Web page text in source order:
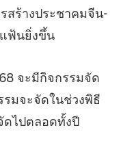
สร้างประชาคมจีน-
ฟ้นยิ่งขึ้น
จะมีกิจกรรมจัด
รมจะจัดในช่วงพิธี
ดไปตลอดทั้งปี